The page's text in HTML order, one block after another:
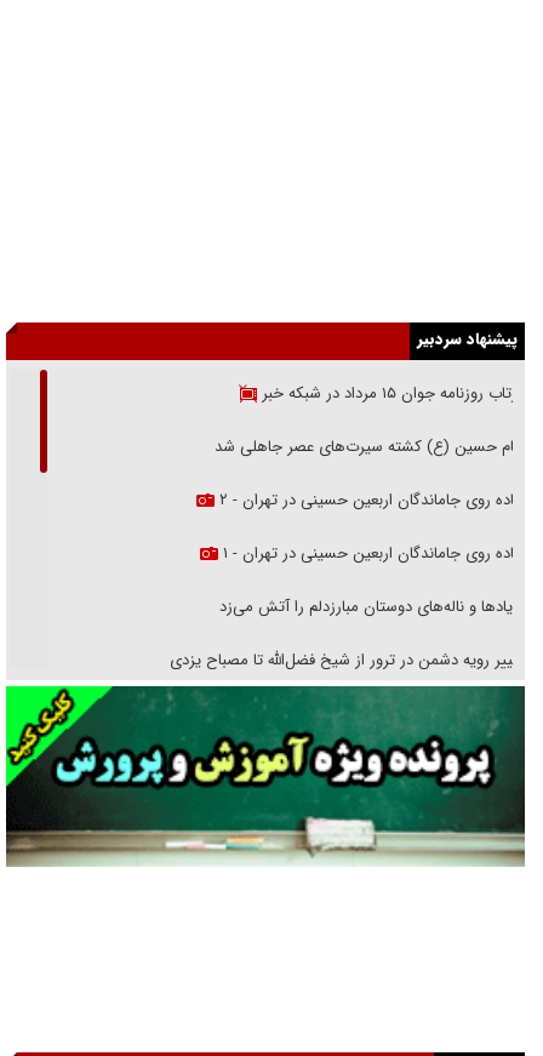
پیشنهاد سردبیر
بازتاب روزنامه جوان ۱۵ مرداد در شبکه خبر
امام حسین (ع) کشته سیرت‌های عصر جاهلی شد
پیاده روی جاماندگان اربعین حسینی در تهران - ۲
پیاده روی جاماندگان اربعین حسینی در تهران - ۱
فریاد‌ها و ناله‌های دوستان مبارزدلم را آتش می‌زد
تغییر رویه دشمن در ترور از شیخ فضل‌الله تا مصباح یزدی
خرید قسطی اولش خنده و آخرش گریه است!